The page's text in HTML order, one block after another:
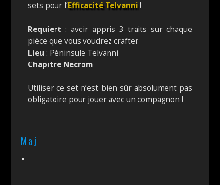
sets pour l’Efficacité Telvanni!
Requiert: avoir appris 3 traits sur chaque
pièce que vous voudrez crafter
Lieu: Péninsule Telvanni
Chapitre Necrom
Utiliser ce set n’est bien sûr absolument pas
obligatoire pour jouer avec un compagnon !
Maj